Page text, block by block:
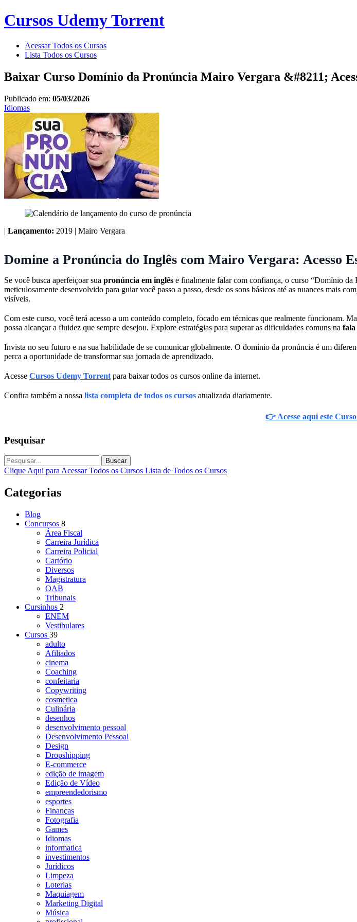
Cursos Udemy Torrent
Acessar Todos os Cursos
Lista Todos os Cursos
Baixar Curso Domínio da Pronúncia Mairo Vergara &#8211;
Publicado em: 05/03/2026
Idiomas
| Lançamento: 2019 | Mairo Vergara
Domine a Pronúncia do Inglês com Mairo Vergara: Acesso
Se você busca aperfeiçoar sua pronúncia em inglês e finalmente falar com confiança, o curso “Domínio da
meticulosamente desenvolvido para guiar você passo a passo, desde os sons básicos até as nuances mais
visíveis.
Com este curso, você terá acesso a um conteúdo completo, focado em técnicas que realmente funcionam.
possa alcançar a fluidez que sempre desejou. Explore estratégias para superar as dificuldades comuns na fala
Invista no seu futuro e na sua habilidade de se comunicar globalmente. O domínio da pronúncia é um
perca a oportunidade de transformar sua jornada de aprendizado.
Acesse Cursos Udemy Torrent para baixar todos os cursos online da internet.
Confira também a nossa lista completa de todos os cursos atualizada diariamente.
👉 Acesse aqui este
Pesquisar
Buscar
Clique Aqui para Acessar Todos os Cursos Lista de Todos os Cursos
Categorias
Blog
Concursos 8
Área Fiscal
Carreira Jurídica
Carreira Policial
Cartório
Diversos
Magistratura
OAB
Tribunais
Cursinhos 2
ENEM
Vestibulares
Cursos 39
adulto
Afiliados
cinema
Coaching
confeitaria
Copywriting
cosmetica
Culinária
desenhos
desenvolvimento pessoal
Desenvolvimento Pessoal
Design
Dropshipping
E-commerce
edição de imagem
Edição de Vídeo
empreendedorismo
esportes
Finanças
Fotografia
Games
Idiomas
informatica
investimentos
Jurídicos
Limpeza
Loterias
Maquiagem
Marketing Digital
Música